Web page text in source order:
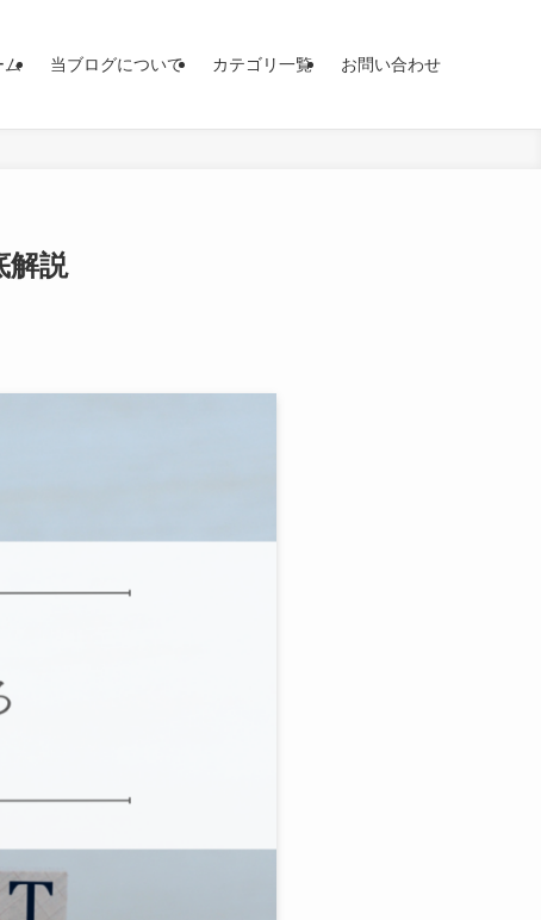
ム 当ブログについて カテゴリ一覧 お問い合わせ
解説